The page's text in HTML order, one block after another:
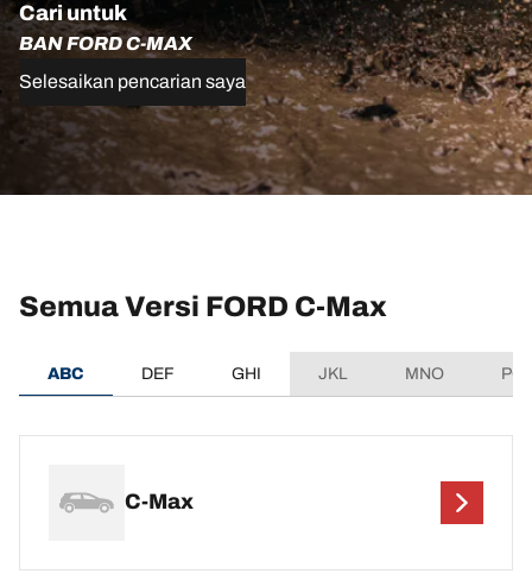
Cari untuk
BAN FORD C-MAX
Selesaikan pencarian saya
Semua Versi FORD C-Max
ABC DEF GHI JKL MNO
C-Max